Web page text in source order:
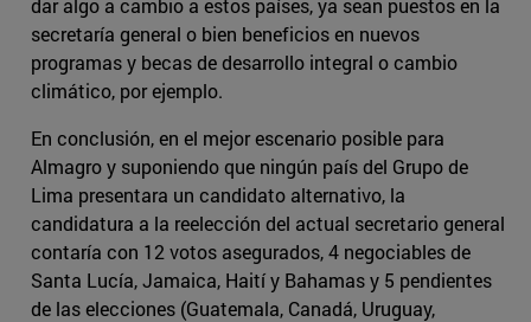
dar algo a cambio a estos países, ya sean puestos en la
secretaría general o bien beneficios en nuevos
programas y becas de desarrollo integral o cambio
climático, por ejemplo.
En conclusión, en el mejor escenario posible para
Almagro y suponiendo que ningún país del Grupo de
Lima presentara un candidato alternativo, la
candidatura a la reelección del actual secretario general
contaría con 12 votos asegurados, 4 negociables de
Santa Lucía, Jamaica, Haití y Bahamas y 5 pendientes
de las elecciones (Guatemala, Canadá, Uruguay,